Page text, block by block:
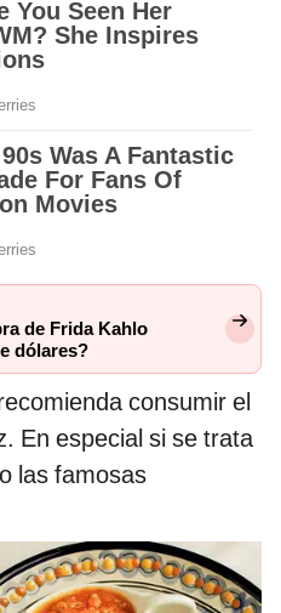
de Frida Kahlo
dólares?
consumir el
En especial si se trata
las famosas